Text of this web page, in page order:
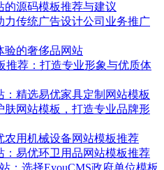
的源码模板推荐与建议
力传统广告设计公司业务推广
验的奢侈品网站
推荐：打造专业形象与优质体
精选易优家具定制网站模板
肤网站模板，打造专业品牌形
农用机械设备网站模板推荐
：易优环卫用品网站模板推荐